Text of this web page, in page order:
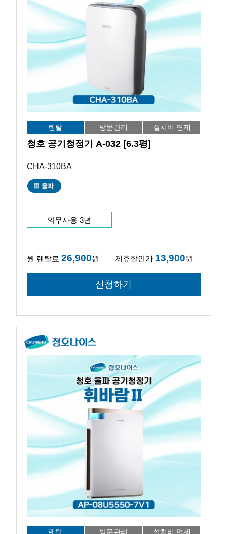
렌탈 방문관리 설치비 면제
청호 공기청정기 A-032 [6.3평]
CHA-310BA
의무사용 3년
월 렌탈료 26,900원 제휴할인가 13,900원
렌탈 방문관리 설치비 면제